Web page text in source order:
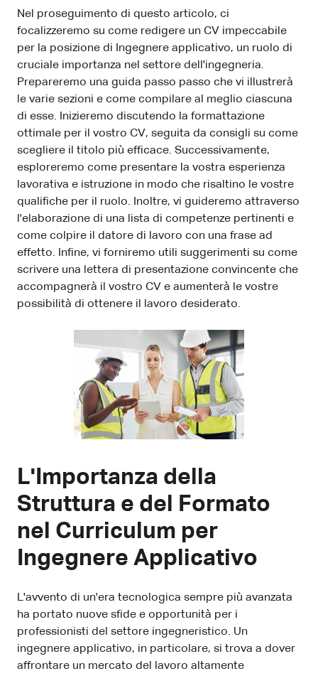
Nel proseguimento di questo articolo, ci
focalizzeremo su come redigere un CV impeccabile
per la posizione di Ingegnere applicativo, un ruolo di
cruciale importanza nel settore dell'ingegneria.
Prepareremo una guida passo passo che vi illustrerà
le varie sezioni e come compilare al meglio ciascuna
di esse. Inizieremo discutendo la formattazione
ottimale per il vostro CV, seguita da consigli su come
scegliere il titolo più efficace. Successivamente,
esploreremo come presentare la vostra esperienza
lavorativa e istruzione in modo che risaltino le vostre
qualifiche per il ruolo. Inoltre, vi guideremo attraverso
l'elaborazione di una lista di competenze pertinenti e
come colpire il datore di lavoro con una frase ad
effetto. Infine, vi forniremo utili suggerimenti su come
scrivere una lettera di presentazione convincente che
accompagnerà il vostro CV e aumenterà le vostre
possibilità di ottenere il lavoro desiderato.
L'Importanza della
Struttura e del Formato
nel Curriculum per
Ingegnere Applicativo
L'avvento di un'era tecnologica sempre più avanzata
ha portato nuove sfide e opportunità per i
professionisti del settore ingegneristico. Un
ingegnere applicativo, in particolare, si trova a dover
affrontare un mercato del lavoro altamente